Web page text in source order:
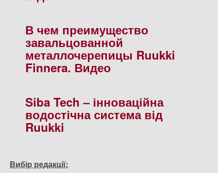
В чем преимущество
завальцованной
металлочерепицы Ruukki
Finnera. Видео
Siba Tech – інноваційна
водостічна система від
Ruukki
Вибір редакції: